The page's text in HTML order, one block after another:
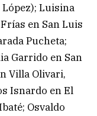
Luisina
en San Luis
Pucheta;
Garrido en San
Villa Olivari,
Isnardo en El
Osvaldo